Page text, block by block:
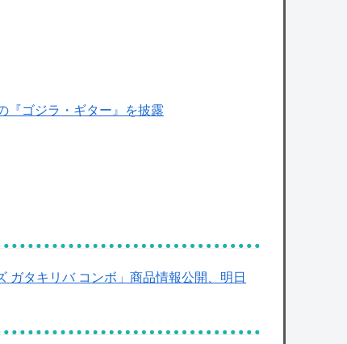
『ゴジラ・ギター』を披露
ガタキリバ コンボ」商品情報公開、明日